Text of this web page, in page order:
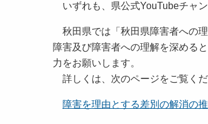
いずれも、県公式YouTubeチャン
秋田県では「秋田県障害者への
障害及び障害者への理解を深める
力をお願いします。
詳しくは、次のページをご覧くだ
障害を理由とする差別の解消の